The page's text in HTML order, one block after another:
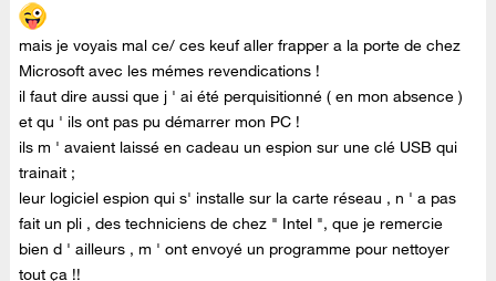
mais je voyais mal ce/ ces keuf aller frapper a la porte de chez
Microsoft avec les mémes revendications !
il faut dire aussi que j ' ai été perquisitionné ( en mon absence )
et qu ' ils ont pas pu démarrer mon PC !
ils m ' avaient laissé en cadeau un espion sur une clé USB qui
trainait ;
leur logiciel espion qui s' installe sur la carte réseau , n ' a pas
fait un pli , des techniciens de chez " Intel ", que je remercie
bien d ' ailleurs , m ' ont envoyé un programme pour nettoyer
tout ça !!